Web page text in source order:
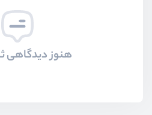
هنوز دیدگاهی